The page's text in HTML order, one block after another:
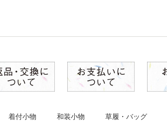
着付小物 和装小物 草履・バッグ